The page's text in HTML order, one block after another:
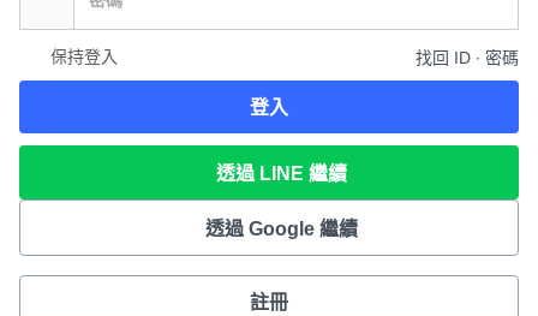
保持登入 找回 ID ∙ 密碼
登入
透過 LINE 繼續
透過 Google 繼續
註冊